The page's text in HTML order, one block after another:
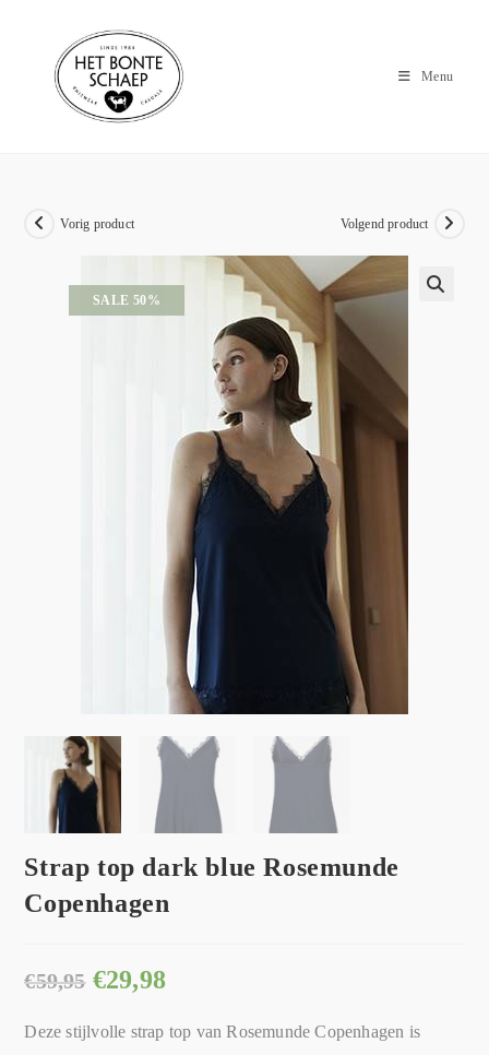
Menu
SALE 50%
Vorig product Volgend product
Strap top dark blue Rosemunde
Copenhagen
€59,95 €29,98
Deze stijlvolle strap top van Rosemunde Copenhagen is